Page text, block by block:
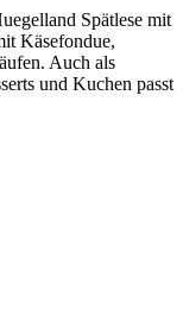
Spätlese mit
Käsefondue,
Auch als
und Kuchen passt